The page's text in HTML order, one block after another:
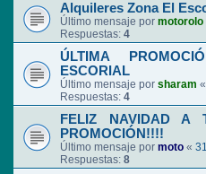
Alquileres Zona El
Último mensaje por motorolo
Respuestas: 4
ÚLTIMA
ESCORIAL
Último mensaje por sharam «
Respuestas: 4
FELIZ NAVIDAD A
PROMOCIÓN!!!!
Último mensaje por moto «
Respuestas: 8